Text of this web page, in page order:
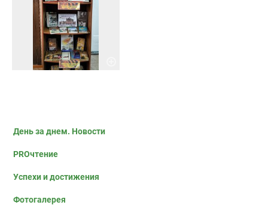
День за днем. Новости
PROчтение
Успехи и достижения
Фотогалерея